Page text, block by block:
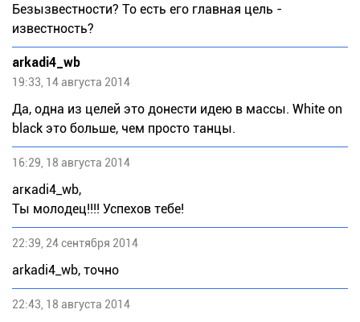
Безызвестности? То есть его главная цель -
известность?
arkadi4_wb
19:33, 14 августа 2014
Да, одна из целей это донести идею в массы. White on
black это больше, чем просто танцы.
16:29, 18 августа 2014
аrкаdi4_wb,
Ты молодец!!!! Успехов тебе!
22:39, 24 сентября 2014
arkadi4_wb, точно
22:43, 18 августа 2014